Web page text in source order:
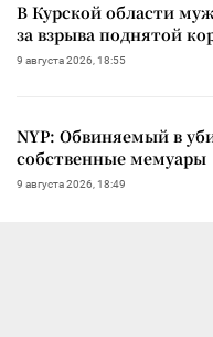
В Курской области
за взрыва поднятой
9 августа 2026, 18:55
NYP: Обвиняемый в
собственные мемуары
9 августа 2026, 18:49